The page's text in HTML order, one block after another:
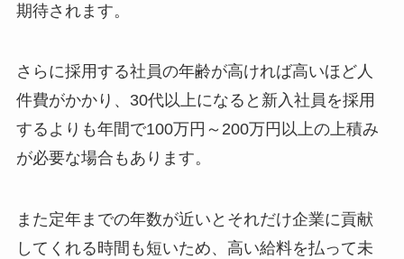
期待されます。
さらに採用する社員の年齢が高ければ高いほど人
件費がかかり、30代以上になると新入社員を採用
するよりも年間で100万円～200万円以上の上積み
が必要な場合もあります。
また定年までの年数が近いとそれだけ企業に貢献
してくれる時間も短いため、高い給料を払って未